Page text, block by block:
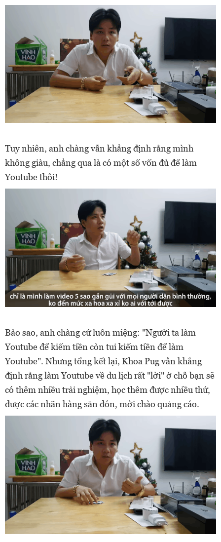
Tuy nhiên, anh chàng vẫn khẳng định rằng mình
không giàu, chẳng qua là có một số vốn đủ để làm
Youtube thôi!
Bảo sao, anh chàng cứ luôn miệng: "Người ta làm
Youtube để kiếm tiền còn tui kiếm tiền để làm
Youtube". Nhưng tổng kết lại, Khoa Pug vẫn khẳng
định rằng làm Youtube về du lịch rất "lời" ở chỗ bạn sẽ
có thêm nhiều trải nghiệm, học thêm được nhiều thứ,
được các nhãn hàng săn đón, mời chào quảng cáo.